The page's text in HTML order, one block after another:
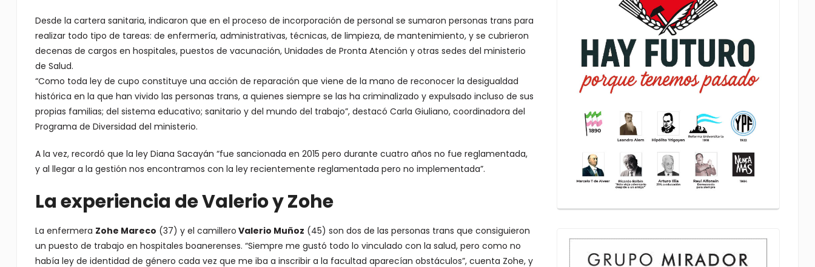
Desde la cartera sanitaria, indicaron que en el proceso de incorporación de personal se sumaron personas trans para
realizar todo tipo de tareas: de enfermería, administrativas, técnicas, de limpieza, de mantenimiento, y se cubrieron
decenas de cargos en hospitales, puestos de vacunación, Unidades de Pronta Atención y otras sedes del ministerio
de Salud.
“Como toda ley de cupo constituye una acción de reparación que viene de la mano de reconocer la desigualdad
histórica en la que han vivido las personas trans, a quienes siempre se las ha criminalizado y expulsado incluso de sus
propias familias; del sistema educativo; sanitario y del mundo del trabajo”, destacó Carla Giuliano, coordinadora del
Programa de Diversidad del ministerio.
A la vez, recordó que la ley Diana Sacayán “fue sancionada en 2015 pero durante cuatro años no fue reglamentada,
y al llegar a la gestión nos encontramos con la ley recientemente reglamentada pero no implementada”.
La experiencia de Valerio y Zohe
La enfermera Zohe Mareco (37) y el camillero Valerio Muñoz (45) son dos de las personas trans que consiguieron
un puesto de trabajo en hospitales boanerenses. “Siempre me gustó todo lo vinculado con la salud, pero como no
había ley de identidad de género cada vez que me iba a inscribir a la facultad aparecían obstáculos”, cuenta Zohe, y